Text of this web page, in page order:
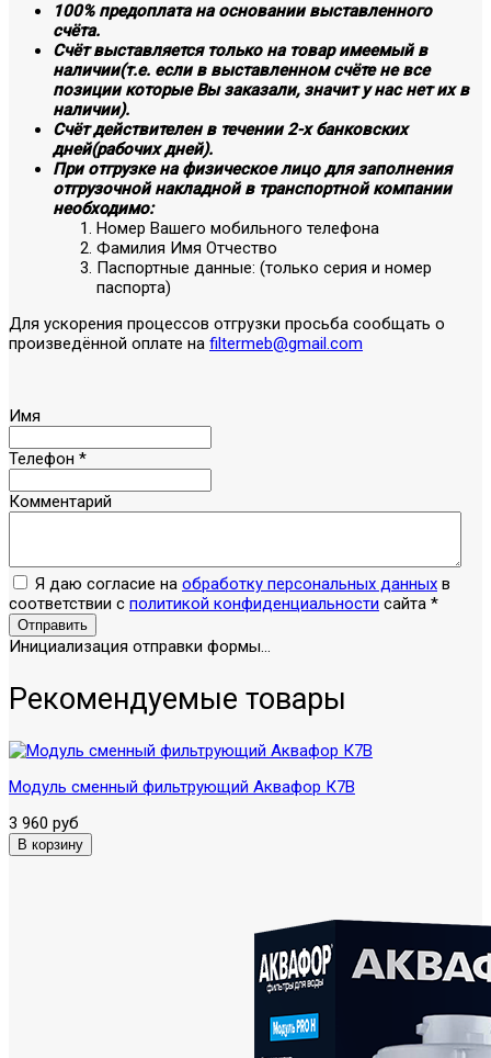
100% предоплата на основании выставленного
счёта.
Счёт выставляется только на товар имеемый в
наличии(т.е. если в выставленном счёте не все
позиции которые Вы заказали, значит у нас нет их в
наличии).
Счёт действителен в течении 2-х банковских
дней(рабочих дней).
При отгрузке на физическое лицо для заполнения
отгрузочной накладной в транспортной компании
необходимо:
Номер Вашего мобильного телефона
Фамилия Имя Отчество
Паспортные данные: (только серия и номер
паспорта)
Для ускорения процессов отгрузки просьба сообщать о
произведённой оплате на filtermeb@gmail.com
Имя
Телефон *
Комментарий
Я даю согласие на обработку персональных данных в
соответствии с политикой конфиденциальности сайта *
Отправить
Инициализация отправки формы...
Рекомендуемые товары
Модуль сменный фильтрующий Аквафор К7В
3 960 руб